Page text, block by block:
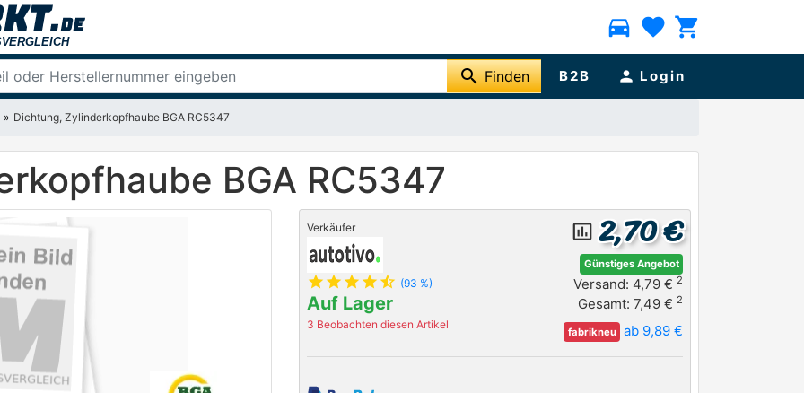
directions_car favorite shopping_cart
search Finden B2B person Login
Dichtung, Zylinderkopfhaube BGA RC5347
BGA RC5347
Verkäufer
star star star star star_half (93 %)
Auf Lager
3 Beobachten diesen Artikel
insert_chart_outlined 2,70 €
Günstiges Angebot
Versand: 4,79 € 2
Gesamt: 7,49 € 2
fabrikneu ab 9,89 €